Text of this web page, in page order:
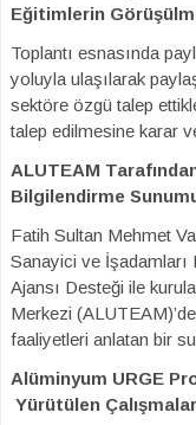
Eğitimlerin
Toplantı esnasında
yoluyla ulaşılarak
sektöre özgü talep
talep edilmesine karar
ALUTEAM
Bilgilendirme
Fatih Sultan Mehmet
Sanayici ve İşadamları
Ajansı Desteği ile
Merkezi
faaliyetleri anlatan bir
Alüminyum URGE
Yürütülen